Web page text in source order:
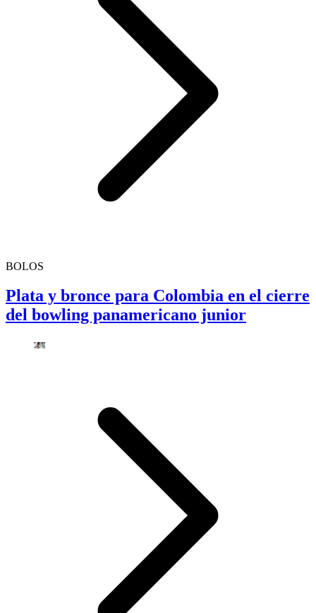
BOLOS
Plata y bronce para Colombia en el cierre
del bowling panamericano junior